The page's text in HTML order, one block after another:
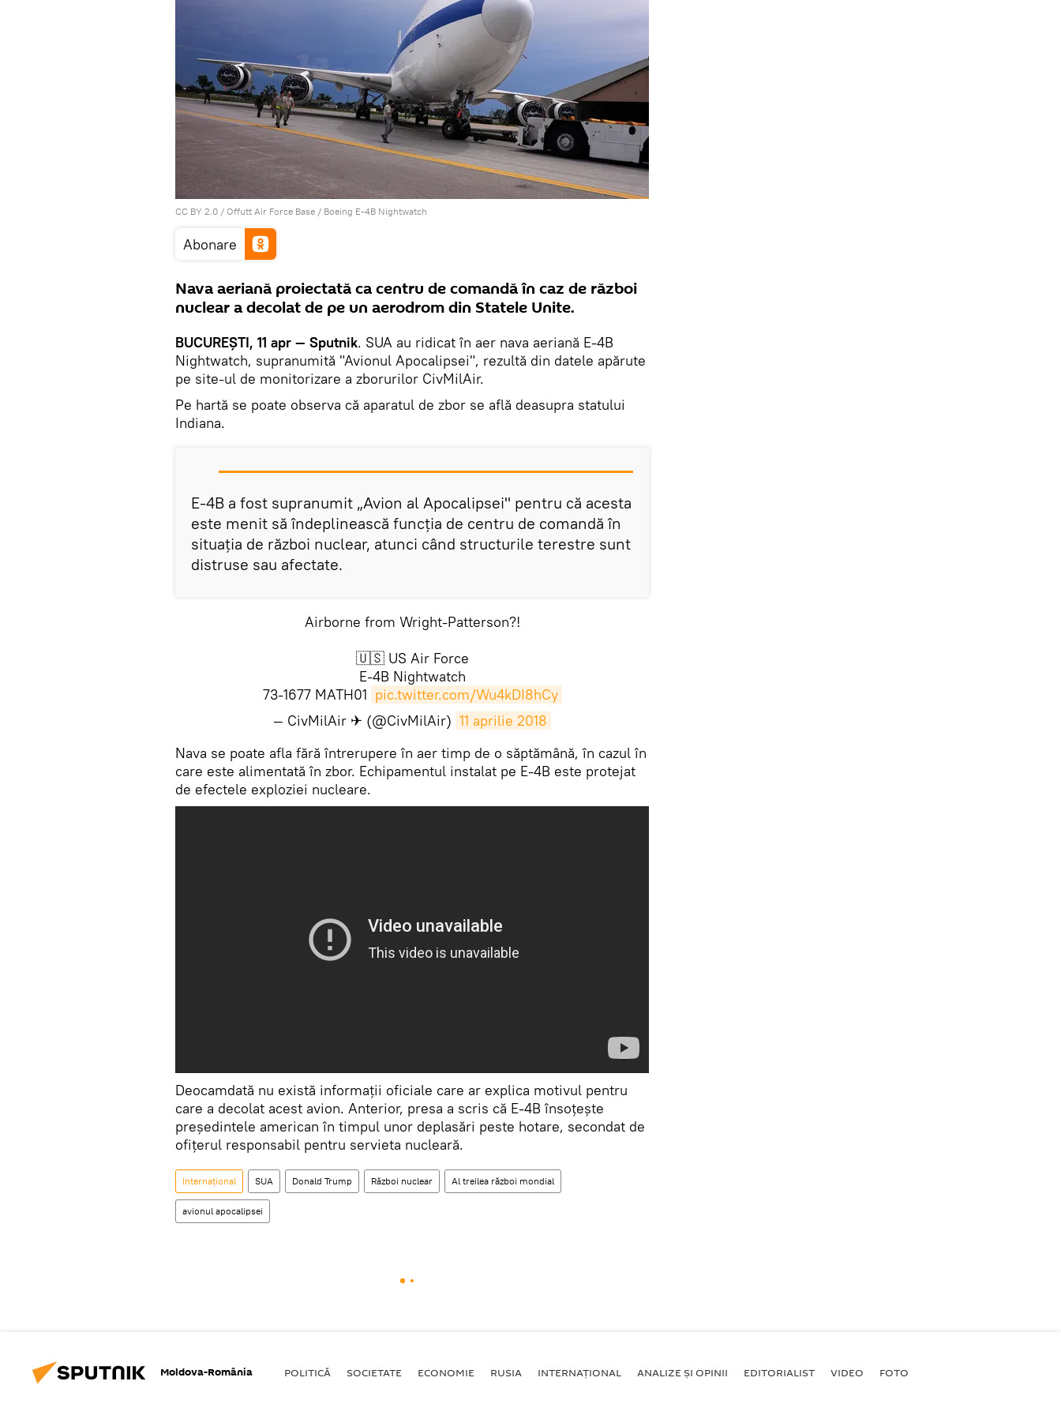
CC BY 2.0 / Offutt Air Force Base / Boeing E-4B Nightwatch
Abonare
Nava aeriană proiectată ca centru de comandă în caz de război
nuclear a decolat de pe un aerodrom din Statele Unite.
BUCUREȘTI, 11 apr — Sputnik. SUA au ridicat în aer nava aeriană E-4B
Nightwatch, supranumită "Avionul Apocalipsei", rezultă din datele apărute
pe site-ul de monitorizare a zborurilor CivMilAir.
Pe hartă se poate observa că aparatul de zbor se află deasupra statului
Indiana.
E-4B a fost supranumit „Avion al Apocalipsei" pentru că acesta
este menit să îndeplinească funcția de centru de comandă în
situația de război nuclear, atunci când structurile terestre sunt
distruse sau afectate.
Airborne from Wright-Patterson?!
🇺🇸 US Air Force
E-4B Nightwatch
73-1677 MATH01 pic.twitter.com/Wu4kDI8hCy
— CivMilAir ✈ (@CivMilAir) 11 aprilie 2018
Nava se poate afla fără întrerupere în aer timp de o săptămână, în cazul în
care este alimentată în zbor. Echipamentul instalat pe E-4B este protejat
de efectele exploziei nucleare.
Deocamdată nu există informații oficiale care ar explica motivul pentru
care a decolat acest avion. Anterior, presa a scris că E-4B însoțește
președintele american în timpul unor deplasări peste hotare, secondat de
ofițerul responsabil pentru servieta nucleară.
Internaţional SUA Donald Trump Război nuclear Al treilea război mondial
avionul apocalipsei
Moldova-România POLITICĂ SOCIETATE ECONOMIE RUSIA INTERNAŢIONAL ANALIZE ȘI OPINII EDITORIALIST VIDEO FOTO